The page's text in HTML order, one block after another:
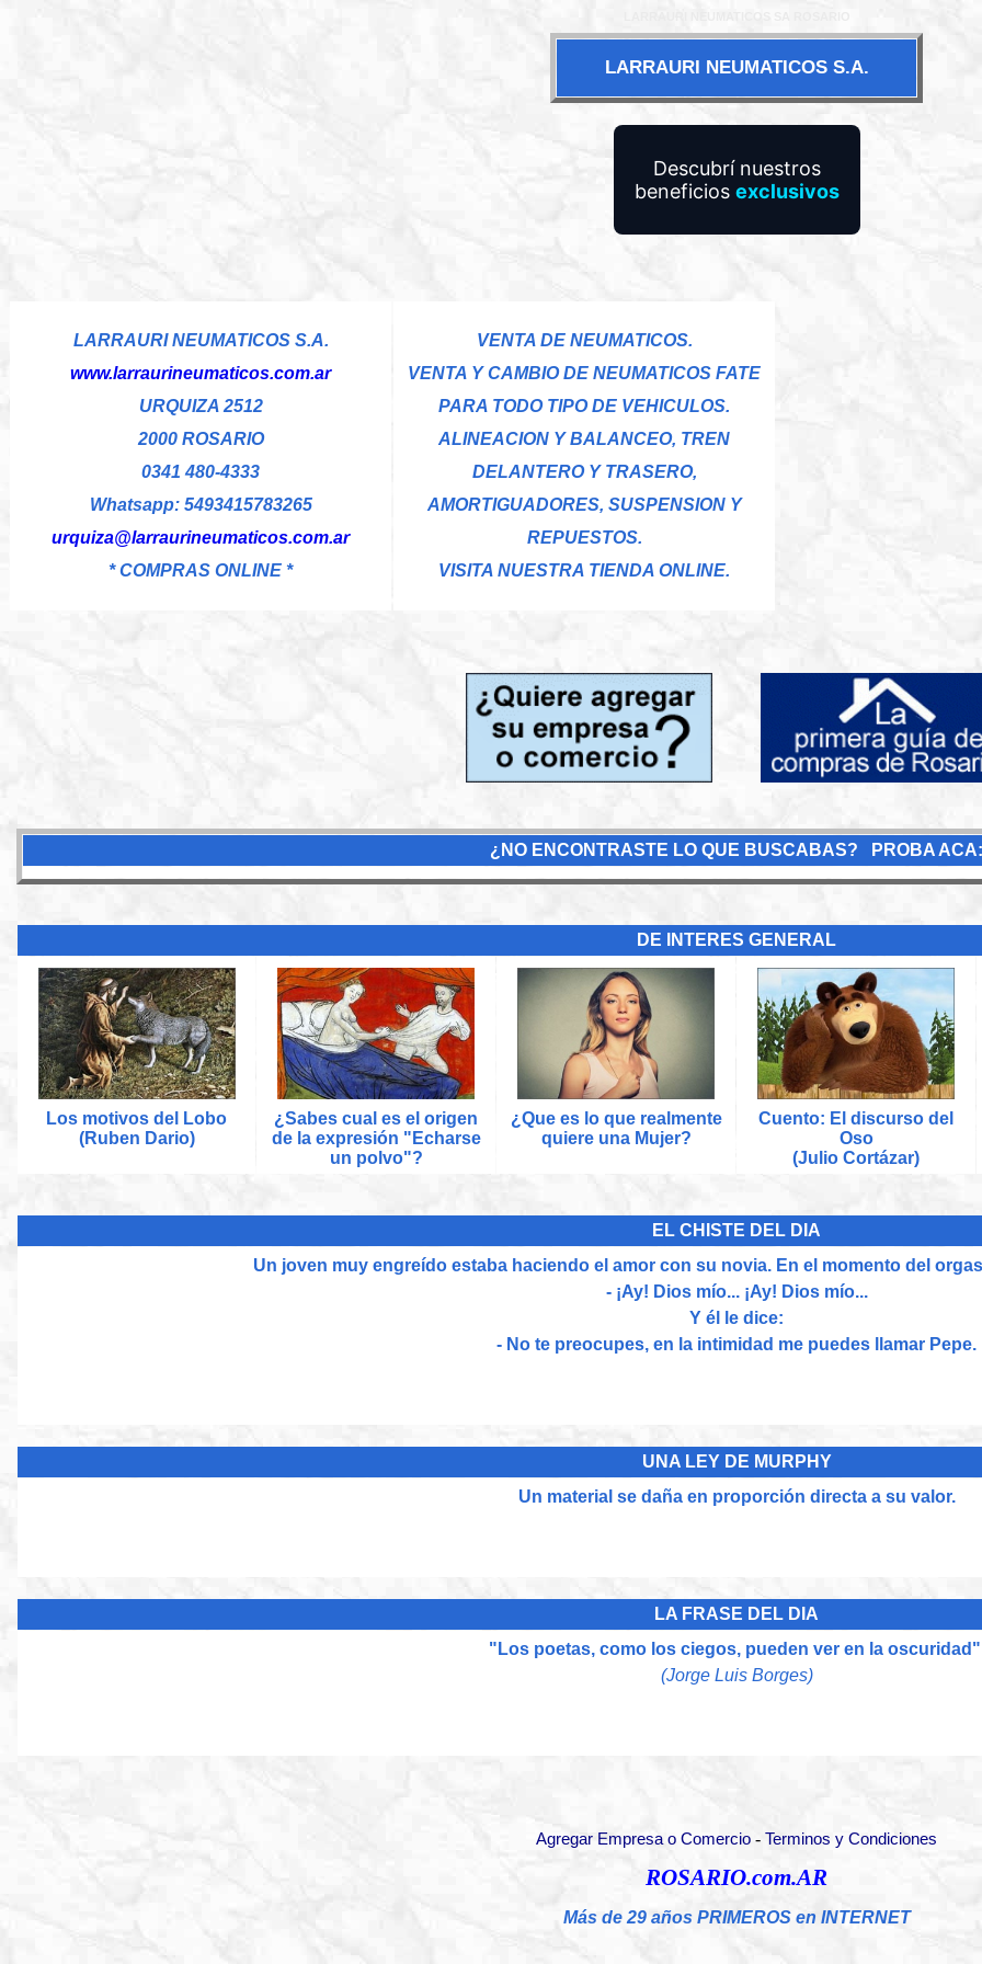
LARRAURI NEUMATICOS S.A.
Descubrí nuestros
beneficios exclusivos
LARRAURI NEUMATICOS S.A.
www.larraurineumaticos.com.ar
URQUIZA 2512
2000 ROSARIO
0341 480-4333
Whatsapp: 5493415783265
urquiza@larraurineumaticos.com.ar
* COMPRAS ONLINE *
VENTA DE NEUMATICOS.
VENTA Y CAMBIO DE NEUMATICOS FATE
PARA TODO TIPO DE VEHICULOS.
ALINEACION Y BALANCEO, TREN
DELANTERO Y TRASERO,
AMORTIGUADORES, SUSPENSION Y
REPUESTOS.
VISITA NUESTRA TIENDA ONLINE.
¿NO ENCONTRASTE LO QUE BUSCABAS? PROBA ACA:
DE INTERES GENERAL
Los motivos del Lobo
(Ruben Dario)
¿Sabes cual es el origen
de la expresión "Echarse
un polvo"?
¿Que es lo que realmente
quiere una Mujer?
Cuento: El discurso del
Oso
(Julio Cortázar)
EL CHISTE DEL DIA
Un joven muy engreído estaba haciendo el amor con su novia. En el momento del
- ¡Ay! Dios mío... ¡Ay! Dios mío...
Y él le dice:
- No te preocupes, en la intimidad me puedes llamar Pepe.
UNA LEY DE MURPHY
Un material se daña en proporción directa a su valor.
LA FRASE DEL DIA
"Los poetas, como los ciegos, pueden ver en la
(Jorge Luis Borges)
Agregar Empresa o Comercio - Terminos y Condiciones
ROSARIO.com.AR
Más de 29 años PRIMEROS en INTERNET